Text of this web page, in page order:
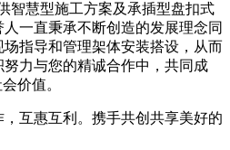
智慧型施工方案及承插型盘扣式
一直秉承不断创造的发展理念同
指导和管理架体安装搭设，从而
力与您的精诚合作中，共同成
价值。
互惠互利。携手共创共享美好的